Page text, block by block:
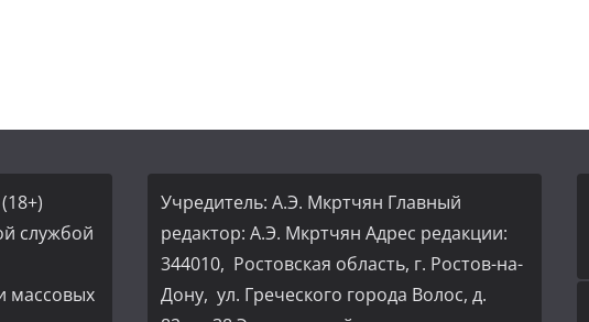
службой
массовых
Учредитель: А.Э. Мкртчян Главный
редактор: А.Э. Мкртчян Адрес редакции:
344010, Ростовская область, г. Ростов-на-
Дону, ул. Греческого города Волос, д.